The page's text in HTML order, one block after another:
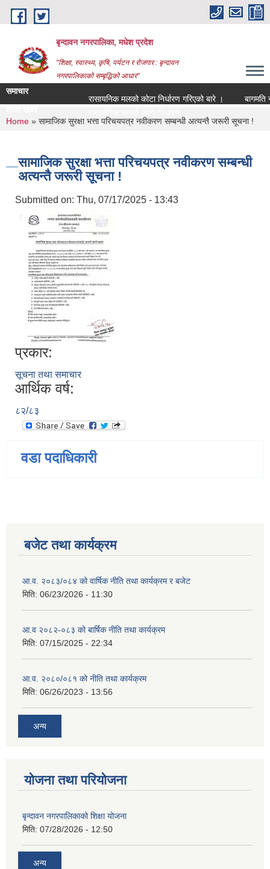
Skip to main content
बृन्दावन नगरपालिका, मधेश प्रदेश
"शिक्षा, स्वास्थ्य, कृषि, पर्यटन र रोजगार : बृन्दावन
नगरपालिकाको सम्बृद्धिको आधार"
समाचार
रासायनिक मलको कोटा निर्धारण गरिएको बारे ।
बागमति
You are here
Home » सामाजिक सुरक्षा भत्ता परिचयपत्र नवीकरण सम्बन्धी अत्यन्तै जरूरी सूचना !
सामाजिक सुरक्षा भत्ता परिचयपत्र नवीकरण सम्बन्धी
अत्यन्तै जरूरी सूचना !
Submitted on: Thu, 07/17/2025 - 13:43
प्रकार:
सूचना तथा समाचार
आर्थिक वर्ष:
८२/८३
वडा पदाधिकारी
बजेट तथा कार्यक्रम
आ.व. २०८३/०८४ को वार्षिक नीति तथा कार्यक्रम र बजेट
मिति: 06/23/2026 - 11:30
आ.व २०८२-०८३ को बार्षिक नीति तथा कार्यक्रम
मिति: 07/15/2025 - 22:34
आ.व. २०८०/०८१ को नीति तथा कार्यक्रम
मिति: 06/26/2023 - 13:56
अन्य
योजना तथा परियोजना
बृन्दावन नगरपालिकाको शिक्षा योजना
मिति: 07/28/2026 - 12:50
अन्य